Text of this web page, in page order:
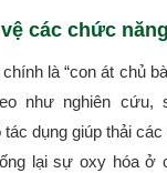
các chức
là “con át chủ
như nghiên cứu,
dụng giúp thải
lại sự oxy hóa ở